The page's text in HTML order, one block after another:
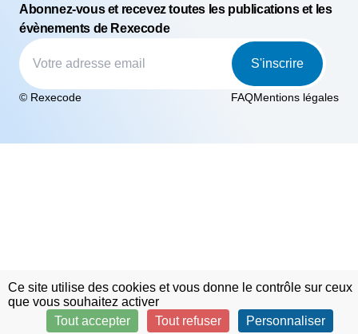
Abonnez-vous et recevez toutes les publications et les
évènements de Rexecode
S'inscrire
© Rexecode FAQMentions légales
Ce site utilise des cookies et vous donne le contrôle sur ceux
que vous souhaitez activer
Tout accepter
Tout refuser Personnaliser